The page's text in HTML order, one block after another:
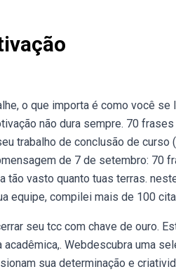
o que importa é como você
não dura sempre. 70
trabalho de conclusão de
de 7 de setembro: 70
tão vasto quanto tuas terras.
equipe, compilei mais de 100
seu tcc com chave de ouro.
Webdescubra uma
sua determinação e